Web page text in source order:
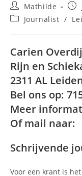
Bericht
auteur:
Mathilde
op:
Berichtcategorie:
Journalist /
Carien
Rijn en
2311 AL
Bel ons op:
Meer
Of mail naar:
Schrijvende
Voor een krant is